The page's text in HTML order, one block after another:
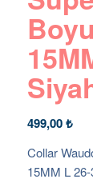
499,00₺
Collar
15MM L